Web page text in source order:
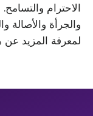
الاحترام
والجرأة والأصالة
لمعرفة المزيد عن